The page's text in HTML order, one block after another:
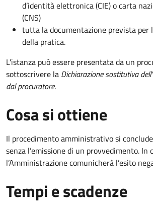
d’identità elettronica (CIE) o carta
(CNS)
tutta la documentazione prevista per
della pratica.
L'istanza può essere presentata da un
sottoscrivere la Dichiarazione sostitutiva
dal procuratore.
Cosa si ottiene
Il procedimento amministrativo si
senza l’emissione di un provvedimento. In
l’Amministrazione comunicherà l’esito
Tempi e scadenze